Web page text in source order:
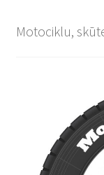
Motociklu,